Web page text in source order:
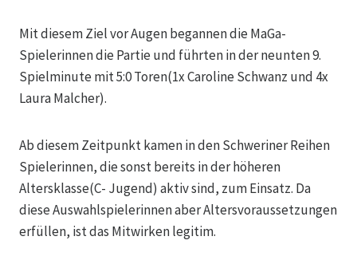
Mit diesem Ziel vor Augen begannen die MaGa-
Spielerinnen die Partie und führten in der neunten 9.
Spielminute mit 5:0 Toren(1x Caroline Schwanz und 4x
Laura Malcher).
Ab diesem Zeitpunkt kamen in den Schweriner Reihen
Spielerinnen, die sonst bereits in der höheren
Altersklasse(C- Jugend) aktiv sind, zum Einsatz. Da
diese Auswahlspielerinnen aber Altersvoraussetzungen
erfüllen, ist das Mitwirken legitim.